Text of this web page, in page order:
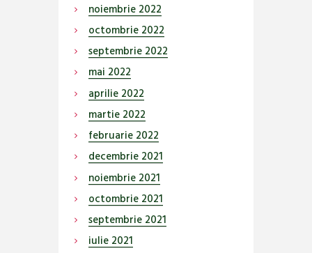
noiembrie 2022
octombrie 2022
septembrie 2022
mai 2022
aprilie 2022
martie 2022
februarie 2022
decembrie 2021
noiembrie 2021
octombrie 2021
septembrie 2021
iulie 2021